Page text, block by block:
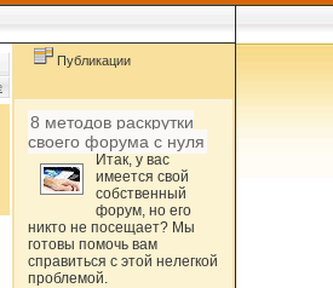
лучшие хостинг-провайдеры
Публикации
8 методов раскрутки
своего форума с нуля
Итак, у вас
имеется свой
собственный
форум, но его
никто не посещает? Мы
готовы помочь вам
справиться с этой нелегкой
проблемой.